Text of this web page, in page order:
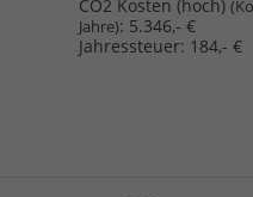
CO2 Kosten (hoch)
Jahre): 5.346,- €
Jahressteuer: 184,- €